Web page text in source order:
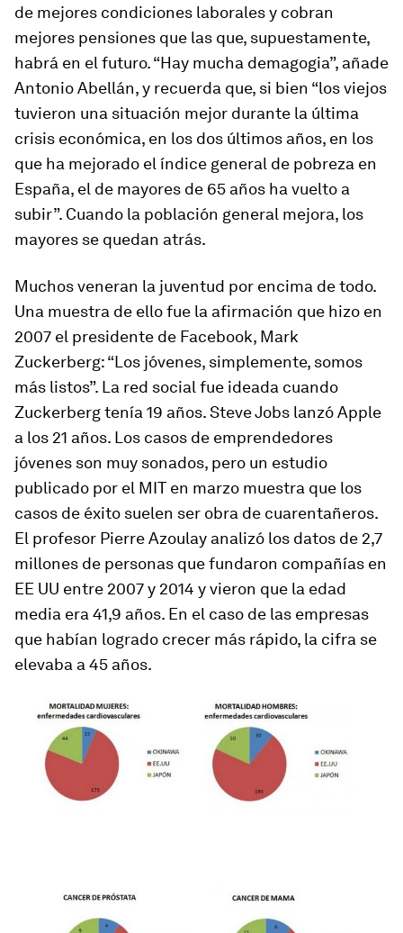
de mejores condiciones laborales y cobran
mejores pensiones que las que, supuestamente,
habrá en el futuro. “Hay mucha demagogia”, añade
Antonio Abellán, y recuerda que, si bien “los viejos
tuvieron una situación mejor durante la última
crisis económica, en los dos últimos años, en los
que ha mejorado el índice general de pobreza en
España, el de mayores de 65 años ha vuelto a
subir”. Cuando la población general mejora, los
mayores se quedan atrás.
Muchos veneran la juventud por encima de todo.
Una muestra de ello fue la afirmación que hizo en
2007 el presidente de Facebook, Mark
Zuckerberg: “Los jóvenes, simplemente, somos
más listos”. La red social fue ideada cuando
Zuckerberg tenía 19 años. Steve Jobs lanzó Apple
a los 21 años. Los casos de emprendedores
jóvenes son muy sonados, pero un estudio
publicado por el MIT en marzo muestra que los
casos de éxito suelen ser obra de cuarentañeros.
El profesor Pierre Azoulay analizó los datos de 2,7
millones de personas que fundaron compañías en
EE UU entre 2007 y 2014 y vieron que la edad
media era 41,9 años. En el caso de las empresas
que habían logrado crecer más rápido, la cifra se
elevaba a 45 años.